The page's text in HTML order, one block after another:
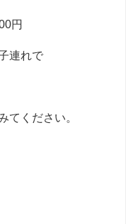
円
連れで
てください。